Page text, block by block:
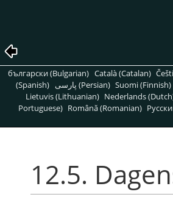
български (Bulgarian) Català (Catalan)
(Spanish)
پارسی (Persian) Suomi (Finnish)
Lietuvis (Lithuanian) Nederlands
Portuguese) Română (Romanian)
12.5.